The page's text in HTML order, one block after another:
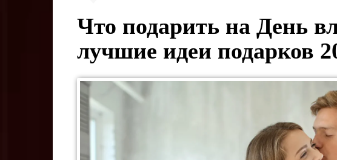
Что подарить на День
лучшие идеи подарков